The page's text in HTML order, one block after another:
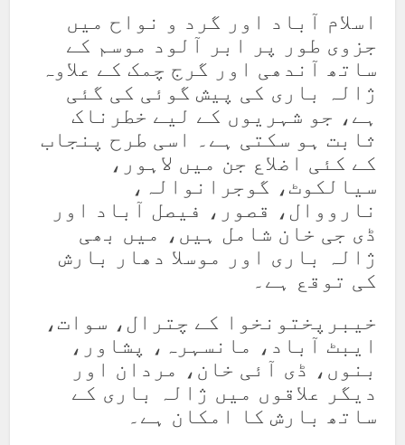
اسلام آباد اور گرد و نواح میں
جزوی طور پر ابر آلود موسم کے
ساتھ آندھی اور گرج چمک کے علاوہ
ژالہ باری کی پیش گوئی کی گئی
ہے، جو شہریوں کے لیے خطرناک
ثابت ہو سکتی ہے۔ اسی طرح پنجاب
کے کئی اضلاع جن میں لاہور،
سیالکوٹ، گوجرانوالہ،
نارووال، قصور، فیصل آباد اور
ڈی جی خان شامل ہیں، میں بھی
ژالہ باری اور موسلا دھار بارش
کی توقع ہے۔
خیبرپختونخوا کے چترال، سوات،
ایبٹ آباد، مانسہرہ، پشاور،
بنوں، ڈی آئی خان، مردان اور
دیگر علاقوں میں ژالہ باری کے
ساتھ بارش کا امکان ہے۔